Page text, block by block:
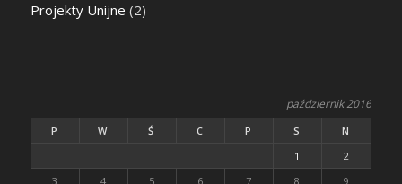
Projekty Unijne (2)
październik 2016
P W Ś C P S
N
1
2
3
4 5 6 7 8 9